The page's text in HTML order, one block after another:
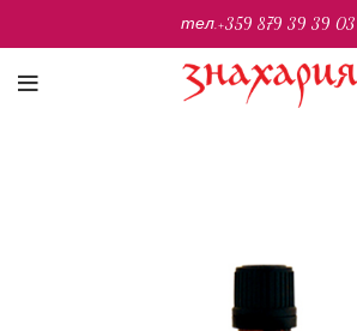
тел.+359 879 39 39 03